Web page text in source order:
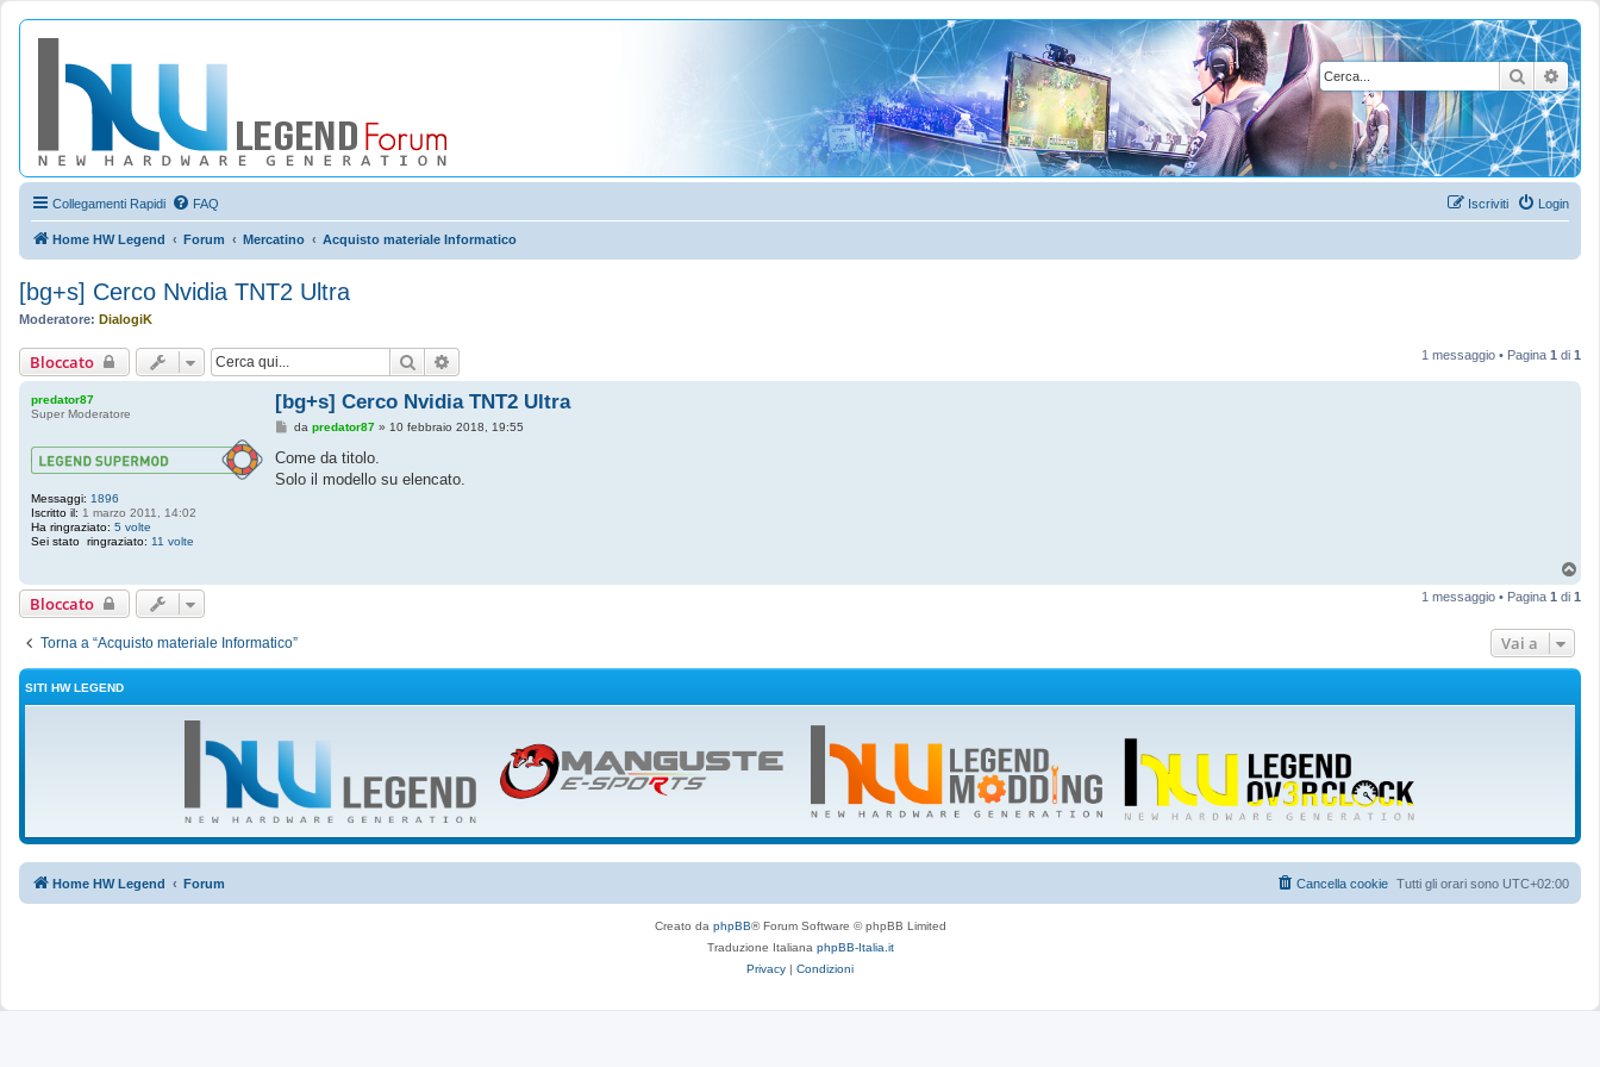
Cerca
Collegamenti Rapidi FAQ Login
Iscriviti
Home HW Legend Forum Mercatino Acquisto materiale Informatico
[bg+s] Cerco Nvidia TNT2 Ultra
Moderatore: DialogiK
Bloccato Cerca 1 messaggio • Pagina 1 di 1
predator87
Super Moderatore
Messaggi: 1896
Iscritto il: 1 marzo 2011, 14:02
Ha ringraziato: 5 volte
Sei stato ringraziato: 11 volte
[bg+s] Cerco Nvidia TNT2 Ultra
M
s
a
da predator87» 10 febbraio 2018, 19:55
Come da titolo.
Solo il modello su elencato.
p
Bloccato 1 messaggio • Pagina 1 di 1
Torna a “Acquisto materiale Informatico” Vai a
SITI HW LEGEND
Home HW Legend Forum Tutti gli orari sono UTC+02:00
Cancella cookie
Creato da phpBB® Forum Software © phpBB Limited
Traduzione Italiana phpBB-Italia.it
Privacy | Condizioni